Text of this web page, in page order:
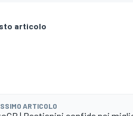
articolo
ARTICOLO